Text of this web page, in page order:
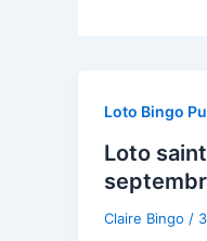
Loto Bingo
Loto
Claire Bingo /